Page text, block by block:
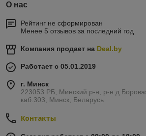
О нас
Рейтинг не сформирован
Менее 5 отзывов за последний год
Компания продает на Deal.by
Работает с 05.01.2019
г. Минск
223053 РБ, Минский р-н, р-н
каб.303, Минск, Беларусь
Контакты